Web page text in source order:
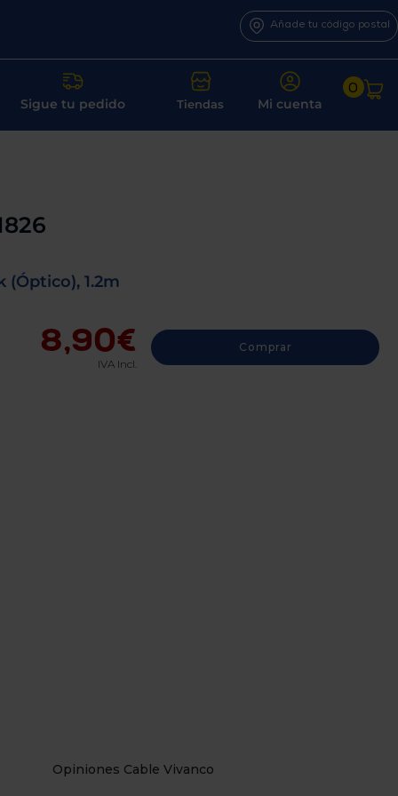
Añade tu código postal
Sigue tu pedido Tiendas Mi cuenta
0
(Óptico), 1.2m
8,90€
IVA Incl.
Comprar
Opiniones Cable Vivanco